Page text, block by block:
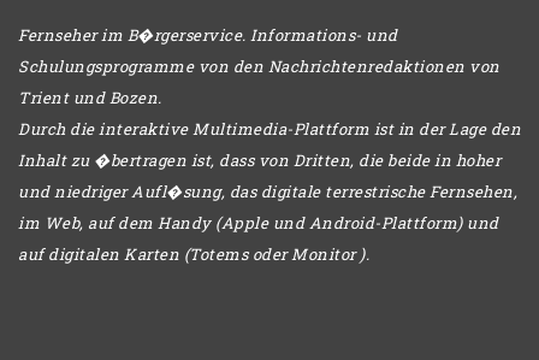
Fernseher im B�rgerservice. Informations- und
Schulungsprogramme von den Nachrichtenredaktionen von
Trient und Bozen.
Durch die interaktive Multimedia-Plattform ist in der Lage den
Inhalt zu �bertragen ist, dass von Dritten, die beide in hoher
und niedriger Aufl�sung, das digitale terrestrische Fernsehen,
im Web, auf dem Handy (Apple und Android-Plattform) und
auf digitalen Karten (Totems oder Monitor ).